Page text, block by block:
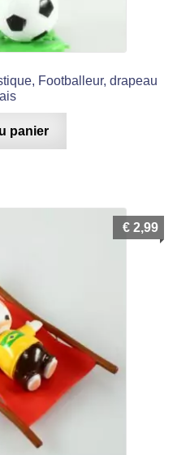
Footballeur, drapeau
panier
€ 2,99